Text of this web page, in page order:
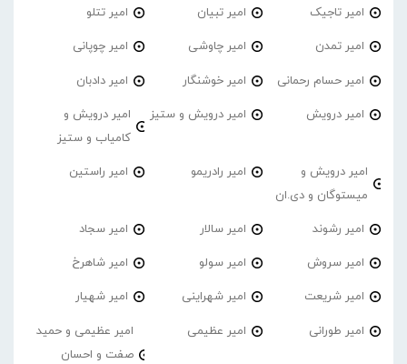
امیر تاجیک امیر تبیان امیر تتلو
امیر تمدن امیر چاوشی امیر چوپانی
امیر حسام رحمانی امیر خوشنگار امیر دادبان
امیر درویش امیر درویش و ستیز
امیر درویش و
کامیاب و ستیز
امیر درویش و
میستوگان و دی.ان
امیر رادریمو امیر راستین
امیر رشوند امیر سالار امیر سجاد
امیر سروش امیر سولو امیر شاهرخ
امیر شریعت امیر شهراینی امیر شهیار
امیر طورانی امیر عظیمی
امیر عظیمی و حمید
صفت و احسان